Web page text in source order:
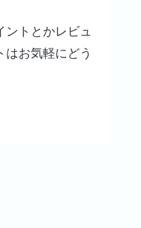
ントとかレビュ
はお気軽にどう